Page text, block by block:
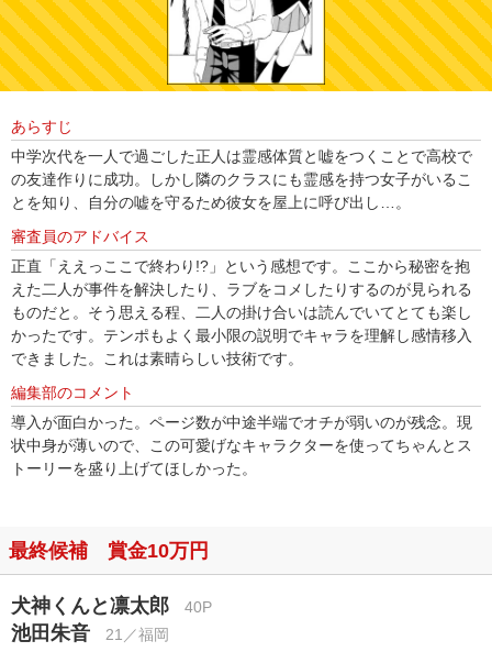
あらすじ
中学次代を一人で過ごした正人は霊感体質と嘘をつくことで高校で
の友達作りに成功。しかし隣のクラスにも霊感を持つ女子がいるこ
とを知り、自分の嘘を守るため彼女を屋上に呼び出し…。
審査員のアドバイス
正直「ええっここで終わり!?」という感想です。ここから秘密を抱
えた二人が事件を解決したり、ラブをコメしたりするのが見られる
ものだと。そう思える程、二人の掛け合いは読んでいてとても楽し
かったです。テンポもよく最小限の説明でキャラを理解し感情移入
できました。これは素晴らしい技術です。
編集部のコメント
導入が面白かった。ページ数が中途半端でオチが弱いのが残念。現
状中身が薄いので、この可愛げなキャラクターを使ってちゃんとス
トーリーを盛り上げてほしかった。
最終候補 賞金10万円
犬神くんと凛太郎 40P
池田朱音 21／福岡